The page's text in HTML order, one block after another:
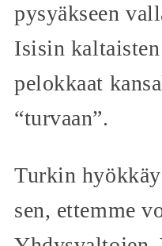
pysyäkseen
Isisin
pelokkaat
“turvaan”.
Turkin
sen, ettemme